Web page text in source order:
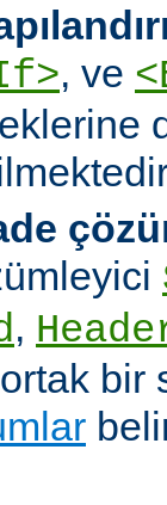
, ve
,
bir